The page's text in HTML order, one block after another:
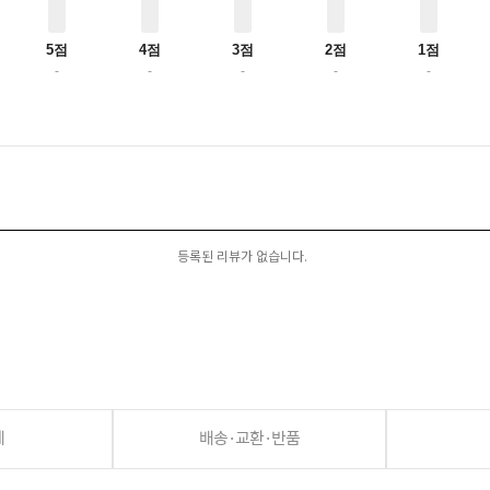
5점
-
4점
-
3점
-
2점
-
1점
-
등록된 리뷰가 없습니다.
배송·교환·반품